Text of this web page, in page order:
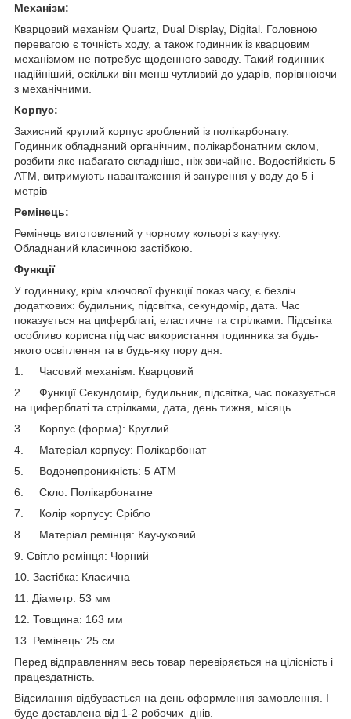
Механізм:
Кварцовий механізм Quartz, Dual Display, Digital. Головною
перевагою є точність ходу, а також годинник із кварцовим
механізмом не потребує щоденного заводу. Такий годинник
надійніший, оскільки він менш чутливий до ударів, порівнюючи
з механічними.
Корпус:
Захисний круглий корпус зроблений із полікарбонату.
Годинник обладнаний органічним, полікарбонатним склом,
розбити яке набагато складніше, ніж звичайне. Водостійкість 5
АТМ, витримують навантаження й занурення у воду до 5 і
метрів
Ремінець:
Ремінець виготовлений у чорному кольорі з каучуку.
Обладнаний класичною застібкою.
Функції
У годиннику, крім ключової функції показ часу, є безліч
додаткових: будильник, підсвітка, секундомір, дата. Час
показується на циферблаті, еластичне та стрілками. Підсвітка
особливо корисна під час використання годинника за будь-
якого освітлення та в будь-яку пору дня.
1. Часовий механізм: Кварцовий
2. Функції Секундомір, будильник, підсвітка, час показується
на циферблаті та стрілками, дата, день тижня, місяць
3. Корпус (форма): Круглий
4. Матеріал корпусу: Полікарбонат
5. Водонепроникність: 5 АТМ
6. Скло: Полікарбонатне
7. Колір корпусу: Срiбло
8. Матеріал ремінця: Каучуковий
9. Світло ремінця: Чорний
10. Застібка: Класична
11. Діаметр: 53 мм
12. Товщина: 163 мм
13. Ремінець: 25 см
Перед відправленням весь товар перевіряється на цілісність і
працездатність.
Відсилання відбувається на день оформлення замовлення. І
буде доставлена від 1-2 робочих днів.